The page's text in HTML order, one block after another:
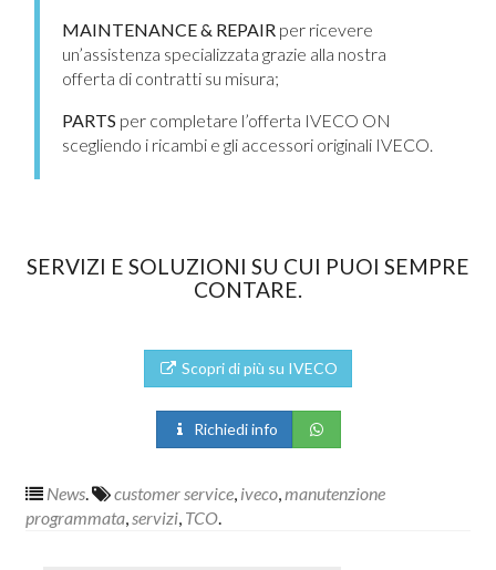
MAINTENANCE & REPAIR per ricevere
un’assistenza specializzata grazie alla nostra
offerta di contratti su misura;
PARTS per completare l’offerta IVECO ON
scegliendo i ricambi e gli accessori originali IVECO.
SERVIZI E SOLUZIONI SU CUI PUOI SEMPRE
CONTARE.
Scopri di più su IVECO
Richiedi info
News customer service iveco manutenzione
programmata servizi TCO